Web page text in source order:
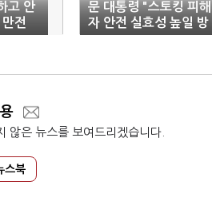
고 안
전
문 대통령 "스토킹 피해
자 안전 실효성 높일 방
안 강구하라"
않은 뉴스를 보여드리겠습니다.
스북